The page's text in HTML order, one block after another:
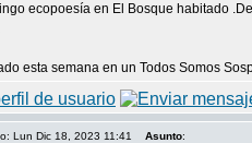
ecopoesía en El Bosque habitado
esta semana en un Todos Somos
Lun Dic 18, 2023 11:41 Asunto: